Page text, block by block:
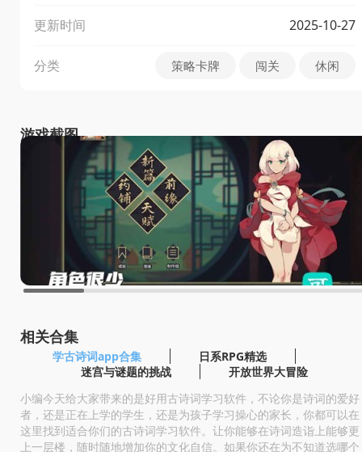
更新时间 2025-10-27
分类 策略卡牌 闯关 休闲
游戏截图
相关合集
学古诗词app合集
日系RPG精选
迷宫与谜题的挑战
开放世界大冒险
小编今天给大家带来的是好用古诗词学习软件，不论你是诗词的爱好
者，还是正在上学的学生，还是为孩子学习操心的家长，你都可以在
这里找到适合你们的古诗词学习软件。让你能够在诗词造诣上能够更
上一层楼，随时随地增加你的文化自信。如果你还在为不知道选哪个